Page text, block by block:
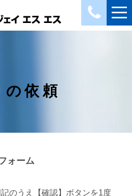
の依頼
ォーム
のうえ【確認】ボタンを1度